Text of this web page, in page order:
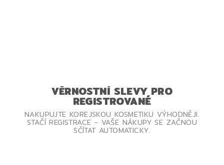
VĚRNOSTNÍ SLEVY PRO
REGISTROVANÉ
NAKUPUJTE KOREJSKOU KOSMETIKU VÝHODNĚJI.
STAČÍ REGISTRACE - VAŠE NÁKUPY SE ZAČNOU
SČÍTAT AUTOMATICKY.